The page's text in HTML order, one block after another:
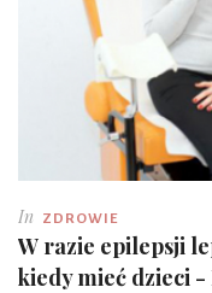
In ZDROWIE
W razie epilepsji
kiedy mieć dzieci -